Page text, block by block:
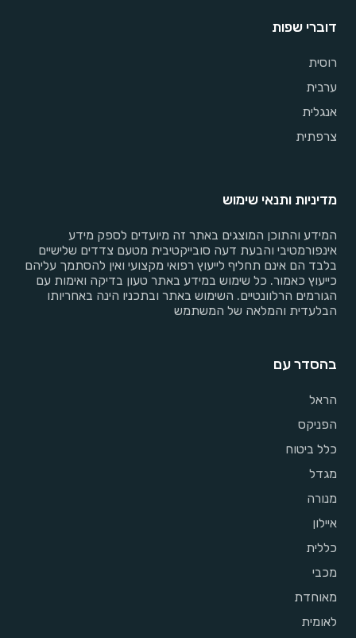
דוברי שפות
רוסית
ערבית
אנגלית
צרפתית
מדיניות ותנאי שימוש
המידע והתוכן המוצגים באתר זה מיועדים לספק מידע
אינפורמטיבי והבעת דעה סובייקטיבית מטעם צדדים שלישיים
בלבד הם אינם תחליף לייעוץ רפואי מקצועי ואין להסתמך עליהם
כייעוץ כאמור. כל שימוש במידע באתר טעון בדיקה ואימות עם
הגורמים הרלוונטיים. השימוש באתר ובתכניו הינה באחריותו
הבלעדית והמלאה של המשתמש
בהסדר עם
הראל
הפניקס
כלל ביטוח
מגדל
מנורה
איילון
כללית
מכבי
מאוחדת
לאומית